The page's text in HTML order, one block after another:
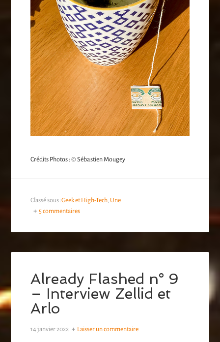
Crédits Photos : © Sébastien Mougey
Classé sous :Geek et High-Tech Une
5 commentaires
Already Flashed n° 9
– Interview Zellid et
Arlo
14 janvier 2022 Laisser un commentaire